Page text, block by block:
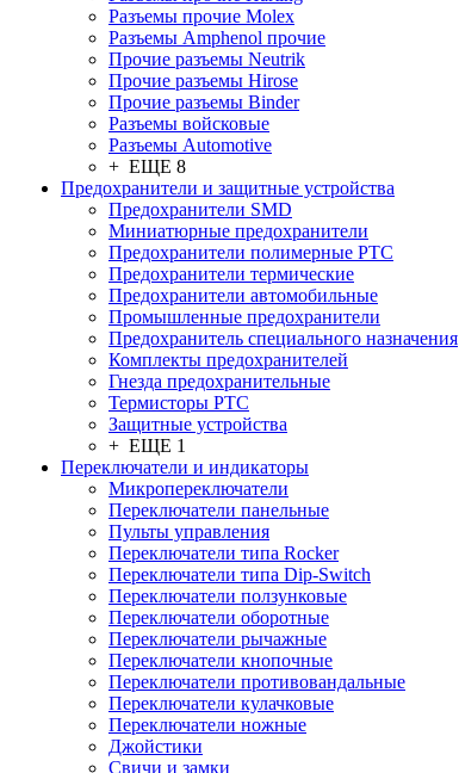
Разъемы прочие Molex
Разъемы Amphenol прочие
Прочие разъемы Neutrik
Прочие разъемы Hirose
Прочие разъемы Binder
Разъемы войсковые
Разъeмы Automotive
+ ЕЩЕ 8
Предохранители и защитные устройства
Предохранители SMD
Миниатюрные предохранители
Предохранители полимерные PTC
Предохранители термические
Предохранители автомобильные
Промышленные предохранители
Предохранитель специального назначения
Комплекты предохранителей
Гнезда предохранительные
Термисторы PTC
Защитные устройства
+ ЕЩЕ 1
Переключатели и индикаторы
Микропереключатели
Переключатели панельные
Пульты управления
Переключатели типа Rocker
Переключатели типа Dip-Switch
Переключатели ползунковые
Переключатели оборотные
Переключатели рычажные
Переключатели кнопочные
Переключатели противовандальные
Переключатели кулачковые
Переключатели ножные
Джойстики
Свичи и замки